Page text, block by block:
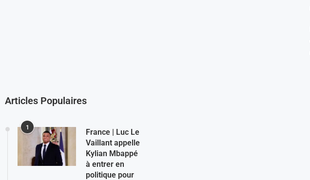
Articles Populaires
1
France | Luc Le
Vaillant appelle
Kylian Mbappé
à entrer en
politique pour